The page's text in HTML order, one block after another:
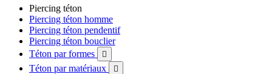
Piercing téton
Piercing téton homme
Piercing téton pendentif
Piercing téton bouclier
Téton par formes

Téton par matériaux 